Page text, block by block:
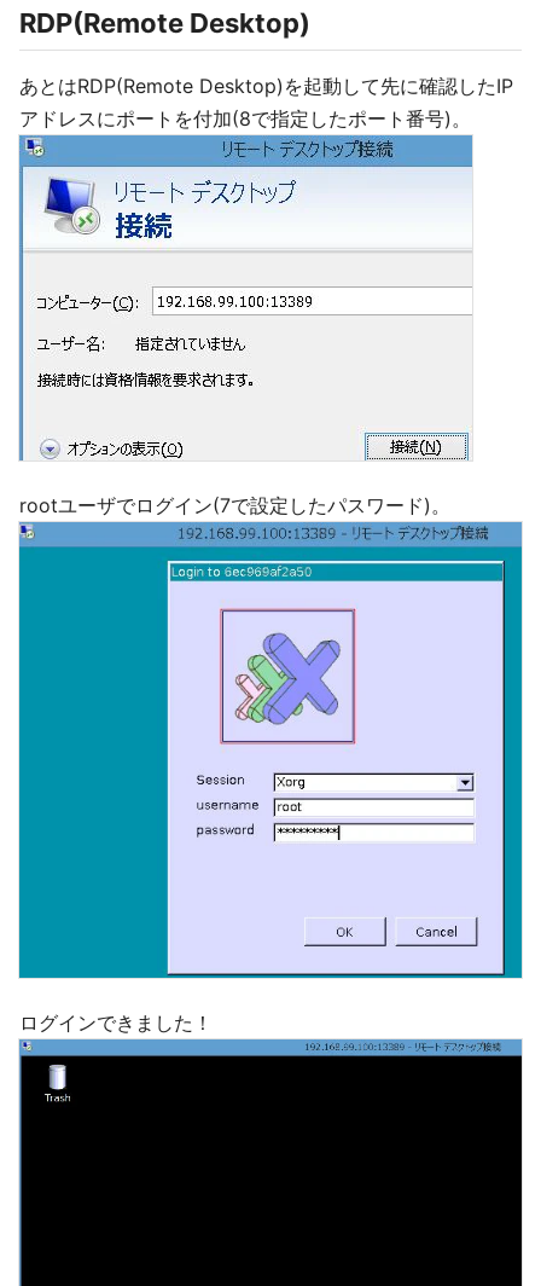
RDP(Remote Desktop)
あとはRDP(Remote Desktop)を起動して先に確認したIP
アドレスにポートを付加(8で指定したポート番号)。
rootユーザでログイン(7で設定したパスワード)。
ログインできました！